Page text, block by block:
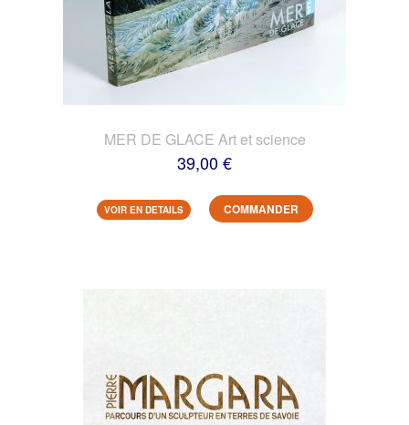
MER DE GLACE Art et science
39,00 €
VOIR EN DETAILS COMMANDER